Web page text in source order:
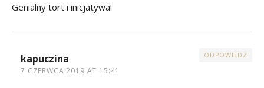
Genialny tort i inicjatywa!
kapuczina
7 CZERWCA 2019 AT 15:41
ODPOWIEDZ